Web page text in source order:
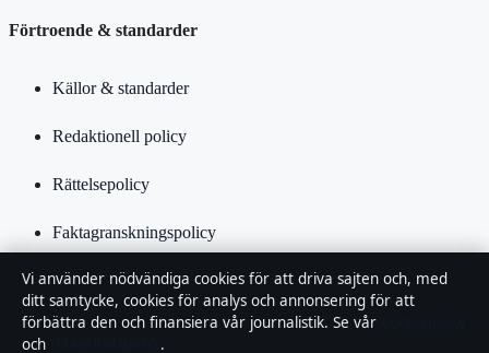
Förtroende & standarder
Källor & standarder
Redaktionell policy
Rättelsepolicy
Faktagranskningspolicy
Ägande & finansiering
Integritetspolicy
Vi använder nödvändiga cookies för att driva sajten och, med
ditt samtycke, cookies för analys och annonsering för att
förbättra den och finansiera vår journalistik. Se vår
och
.